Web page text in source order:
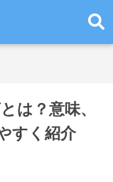
は？意味、
すく紹介